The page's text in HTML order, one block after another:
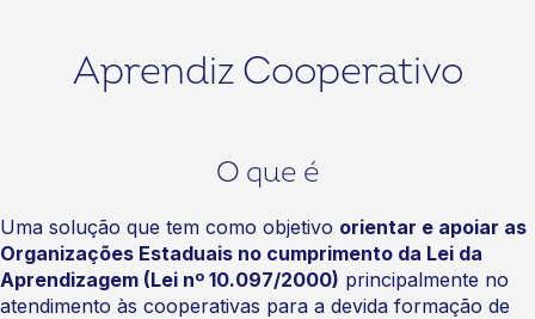
Aprendiz Cooperativo
O que é
Uma solução que tem como objetivo orientar e apoiar as
Organizações Estaduais no cumprimento da Lei da
Aprendizagem (Lei nº 10.097/2000) principalmente no
atendimento às cooperativas para a devida formação de